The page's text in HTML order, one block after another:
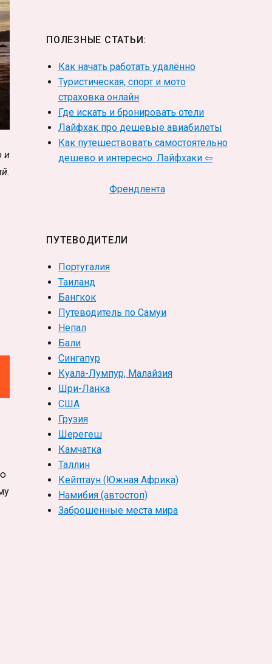
и
ПОЛЕЗНЫЕ СТАТЬИ:
Как начать работать удалённо
Туристическая, спорт и мото
страховка онлайн
Где искать и бронировать отели
Лайфхак про дешевые авиабилеты
Как путешествовать самостоятельно
дешево и интересно. Лайфхаки ⇦
Френдлента
ПУТЕВОДИТЕЛИ
Португалия
Таиланд
Бангкок
Путеводитель по Самуи
Непал
Бали
Сингапур
Куала-Лумпур, Малайзия
Шри-Ланка
США
Грузия
Шерегеш
Камчатка
Таллин
Кейптаун (Южная Африка)
Намибия (автостоп)
Заброшенные места мира